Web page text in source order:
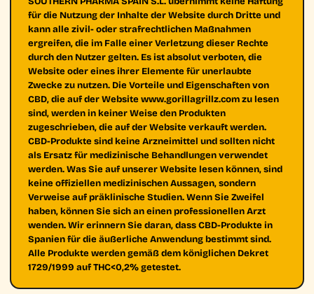
für die Nutzung der Inhalte der Website durch Dritte und
kann alle zivil- oder strafrechtlichen Maßnahmen
ergreifen, die im Falle einer Verletzung dieser Rechte
durch den Nutzer gelten. Es ist absolut verboten, die
Website oder eines ihrer Elemente für unerlaubte
Zwecke zu nutzen. Die Vorteile und Eigenschaften von
CBD, die auf der Website www.gorillagrillz.com zu lesen
sind, werden in keiner Weise den Produkten
zugeschrieben, die auf der Website verkauft werden.
CBD-Produkte sind keine Arzneimittel und sollten nicht
als Ersatz für medizinische Behandlungen verwendet
werden. Was Sie auf unserer Website lesen können, sind
keine offiziellen medizinischen Aussagen, sondern
Verweise auf präklinische Studien. Wenn Sie Zweifel
haben, können Sie sich an einen professionellen Arzt
wenden. Wir erinnern Sie daran, dass CBD-Produkte in
Spanien für die äußerliche Anwendung bestimmt sind.
Alle Produkte werden gemäß dem königlichen Dekret
1729/1999 auf THC<0,2% getestet.